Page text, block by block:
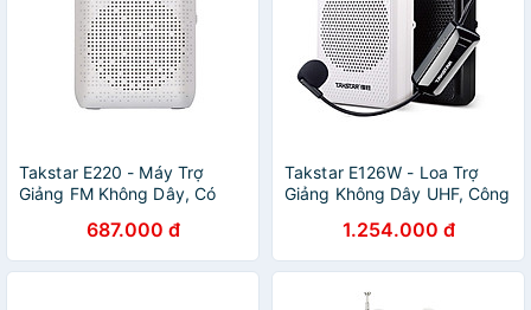
Takstar E220 - Máy Trợ
Giảng FM Không Dây, Có
8w, Thời Lượng Pin 10h -
Hàng Chính Hãng
687.000 đ
Takstar E126W - Loa Trợ
Giảng Không Dây UHF, Công
Bán Hàng, Tour Du Lịch -
Hàng Chính Hãng
1.254.000 đ